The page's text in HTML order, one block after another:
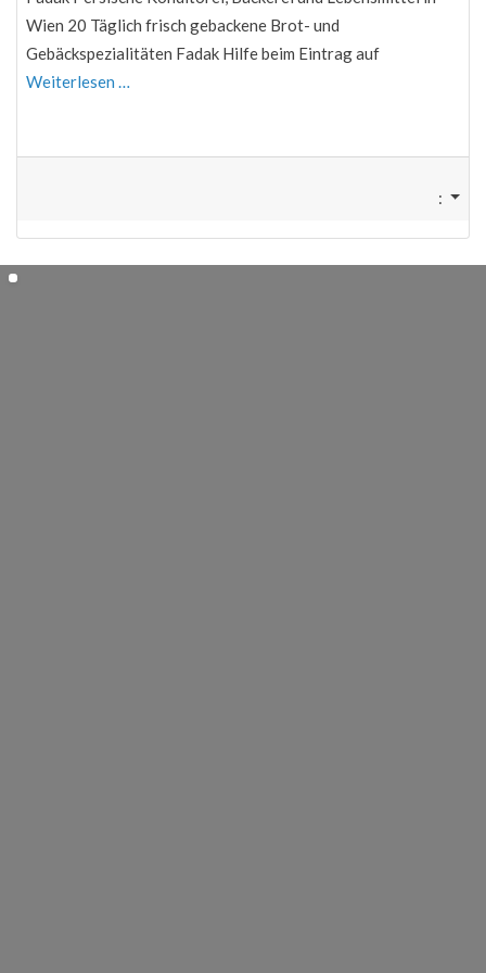
Wien 20 Täglich frisch gebackene Brot- und
Gebäckspezialitäten Fadak Hilfe beim Eintrag auf
Weiterlesen …
: